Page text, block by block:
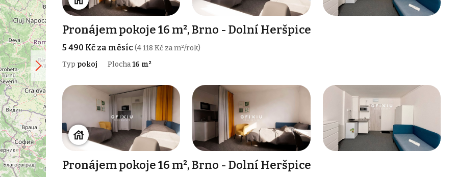
Pronájem pokoje 16 m², Brno - Dolní Heršpice
5 490 Kč za měsíc(4 118 Kč za m²/rok)
Typ pokoj Plocha16 m²
Pronájem pokoje 16 m², Brno - Dolní Heršpice